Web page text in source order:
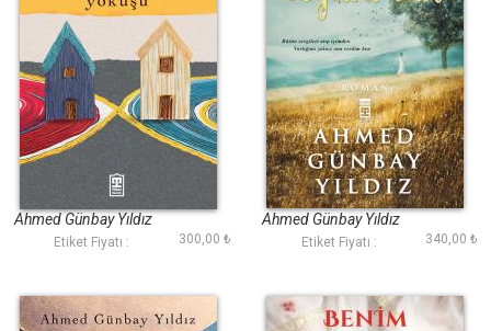
Leyla Yokuşu
Ahmed Günbay Yıldız
Etiket Fiyatı : 300,00 ₺
Aşka Uyanmak
Ahmed Günbay Yıldız
Etiket Fiyatı : 340,00 ₺